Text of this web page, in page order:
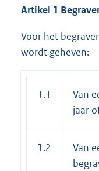
Artikel 1
Voor het
wordt geheven:
1.1
Van
jaar
1.2
Van